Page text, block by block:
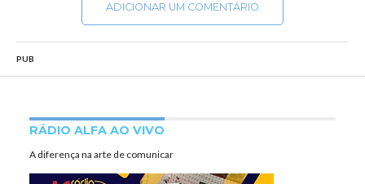
ADICIONAR UM COMENTÁRIO
PUB
RÁDIO ALFA AO VIVO
A diferença na arte de comunicar